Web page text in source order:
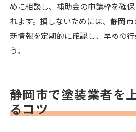
めに相談し、補助金の申請枠を確
れます。損しないためには、静岡
新情報を定期的に確認し、早めの
う。
静岡市で塗装業者を
るコツ